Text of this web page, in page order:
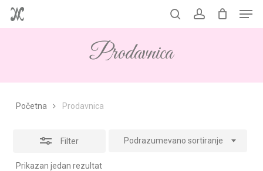
Skip
to
searchaccount
Korpa Close
Prodavnica
Početna Prodavnica
Filter
Prikazan jedan rezultat
Podrazumevano sortiranje
Close